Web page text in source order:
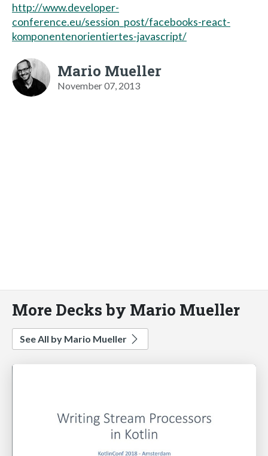
http://www.developer-
conference.eu/session_post/facebooks-react-
komponentenorientiertes-javascript/
Mario Mueller
November 07, 2013
More Decks by Mario Mueller
See All by Mario Mueller